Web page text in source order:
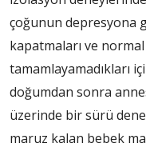
çoğunun depresyona
kapatmaları ve
tamamlayamadıkları
doğumdan sonra
üzerinde bir sürü
maruz kalan bebek